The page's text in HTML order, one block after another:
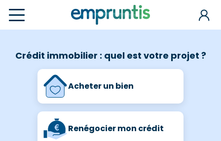
Crédit immobilier : quel est votre projet ?
Acheter un bien
Renégocier mon crédit